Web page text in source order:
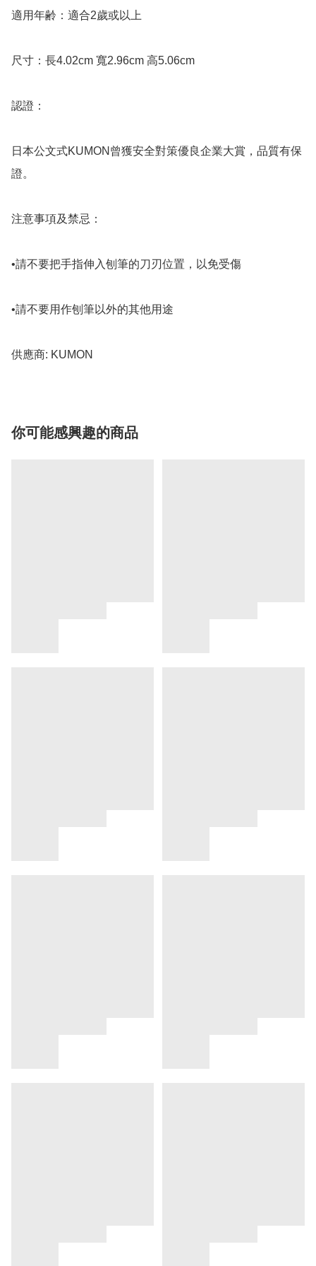
適用年齢：適合2歲或以上
尺寸：長4.02cm 寬2.96cm 高5.06cm
認證：
日本公文式KUMON曾獲安全對策優良企業大賞，品質有保
證。
注意事項及禁忌：
•請不要把手指伸入刨筆的刀刃位置，以免受傷
•請不要用作刨筆以外的其他用途
你可能感興趣的商品